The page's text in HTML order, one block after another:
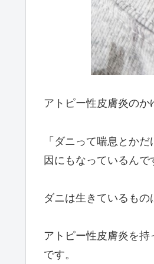
アトピー性皮膚炎の
「ダニって喘息とか
因にもなっているんで
ダニは生きているもの
アトピー性皮膚炎を
です。